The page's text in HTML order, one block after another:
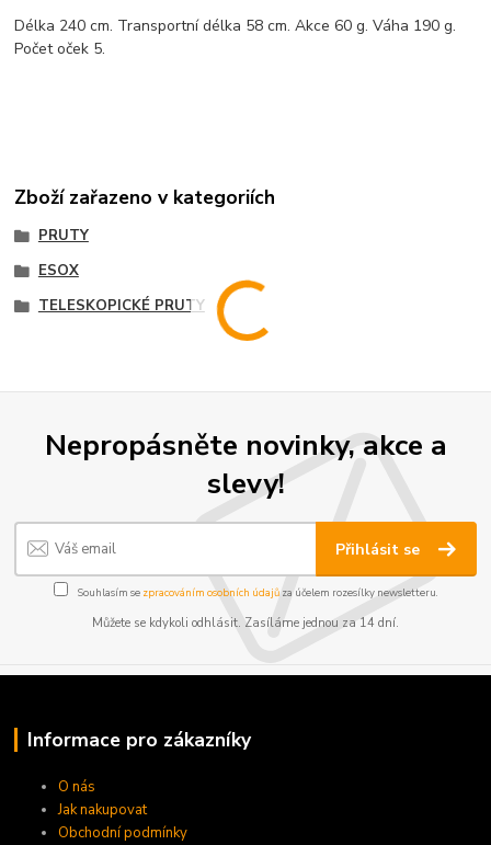
Délka 240 cm. Transportní délka 58 cm. Akce 60 g. Váha 190 g.
Počet oček 5.
Zboží zařazeno v kategoriích
PRUTY
ESOX
TELESKOPICKÉ PRUTY
Nepropásněte novinky, akce a
slevy!
Přihlásit se
Souhlasím se zpracováním osobních údajůza účelem rozesílky newsletteru.
Můžete se kdykoli odhlásit. Zasíláme jednou za 14 dní.
Informace pro zákazníky
O nás
Jak nakupovat
Obchodní podmínky